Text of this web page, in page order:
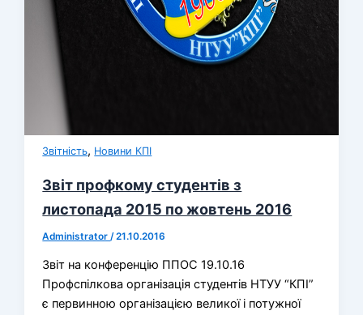
Звітність, Новини КПІ
Звіт профкому студентів з
листопада 2015 по жовтень 2016
Administrator /21.10.2016
Звіт на конференцію ППОС 19.10.16
Профспілкова організація студентів НТУУ “КПІ”
є первинною організацією великої і потужної